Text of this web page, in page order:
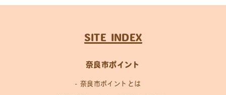
SITE INDEX
奈良市ポイント
奈良市ポイントとは